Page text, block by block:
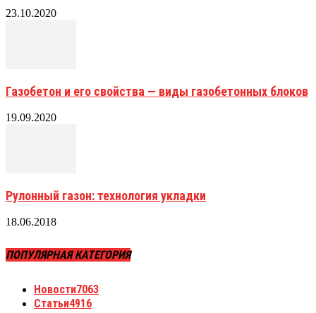
23.10.2020
Газобетон и его свойства — виды газобетонных блоков
19.09.2020
Рулонный газон: технология укладки
18.06.2018
ПОПУЛЯРНАЯ КАТЕГОРИЯ
Новости7063
Статьи4916